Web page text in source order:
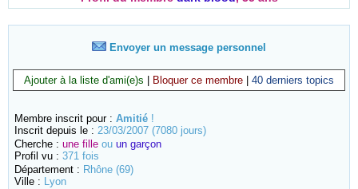
Envoyer un message personnel
Ajouter à la liste d'ami(e)s Bloquer ce membre 40 derniers topics
Membre inscrit pour : Amitié !
Inscrit depuis le : 23/03/2007 (7080 jours)
Cherche : une fille ou un garçon
Profil vu : 371 fois
Département : Rhône (69)
Ville : Lyon